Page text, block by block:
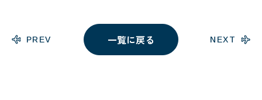
PREV 一覧に戻る NEXT